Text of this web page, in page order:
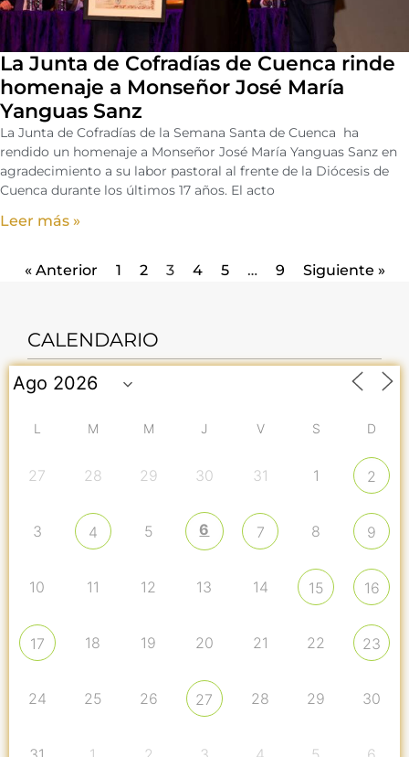
La Junta de Cofradías de Cuenca rinde
homenaje a Monseñor José María
Yanguas Sanz
La Junta de Cofradías de la Semana Santa de Cuenca ha
rendido un homenaje a Monseñor José María Yanguas Sanz en
agradecimiento a su labor pastoral al frente de la Diócesis de
Cuenca durante los últimos 17 años. El acto
Leer más »
« Anterior 1 2 3 4 5 … 9 Siguiente »
CALENDARIO
L M M J V S D
27 28 29 30 31 1 2
3 4 5 6 7 8 9
10 11 12 13 14 15 16
17 18 19 20 21 22 23
24 25 26 27 28 29 30